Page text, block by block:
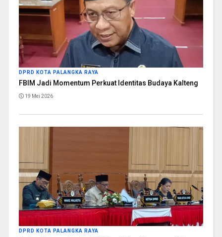
DPRD KOTA PALANGKA RAYA
FBIM Jadi Momentum Perkuat Identitas Budaya Kalteng
19 Mei 2026
DPRD KOTA PALANGKA RAYA